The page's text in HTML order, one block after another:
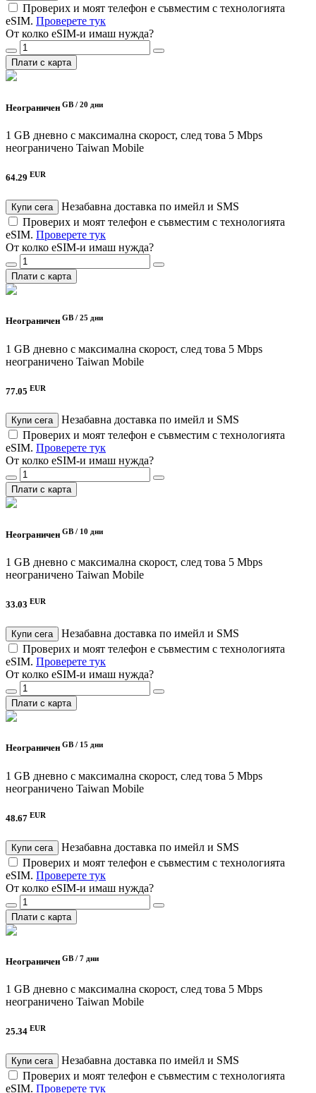
Проверих и моят телефон е съвместим с технологията
eSIM. Проверете тук
От колко eSIM-и имаш нужда?
Плати с карта
Неограничен GB / 20 дни
1 GB дневно с максимална скорост, след това 5 Mbps
неограничено Taiwan Mobile
64.29 EUR
Купи сега
Незабавна доставка по имейл и SMS
Проверих и моят телефон е съвместим с технологията
eSIM. Проверете тук
От колко eSIM-и имаш нужда?
Плати с карта
Неограничен GB / 25 дни
1 GB дневно с максимална скорост, след това 5 Mbps
неограничено Taiwan Mobile
77.05 EUR
Купи сега
Незабавна доставка по имейл и SMS
Проверих и моят телефон е съвместим с технологията
eSIM. Проверете тук
От колко eSIM-и имаш нужда?
Плати с карта
Неограничен GB / 10 дни
1 GB дневно с максимална скорост, след това 5 Mbps
неограничено Taiwan Mobile
33.03 EUR
Купи сега
Незабавна доставка по имейл и SMS
Проверих и моят телефон е съвместим с технологията
eSIM. Проверете тук
От колко eSIM-и имаш нужда?
Плати с карта
Неограничен GB / 15 дни
1 GB дневно с максимална скорост, след това 5 Mbps
неограничено Taiwan Mobile
48.67 EUR
Купи сега
Незабавна доставка по имейл и SMS
Проверих и моят телефон е съвместим с технологията
eSIM. Проверете тук
От колко eSIM-и имаш нужда?
Плати с карта
Неограничен GB / 7 дни
1 GB дневно с максимална скорост, след това 5 Mbps
неограничено Taiwan Mobile
25.34 EUR
Купи сега
Незабавна доставка по имейл и SMS
Проверих и моят телефон е съвместим с технологията
eSIM. Проверете тук